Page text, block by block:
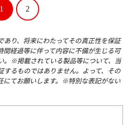
1 2
り、将来にわたってその真正性を保証
間経過等に伴って内容に不備が生じる可
。※掲載されている製品等について、当
するものではありません。よって、その
にてお願いします。※特別な表記がない